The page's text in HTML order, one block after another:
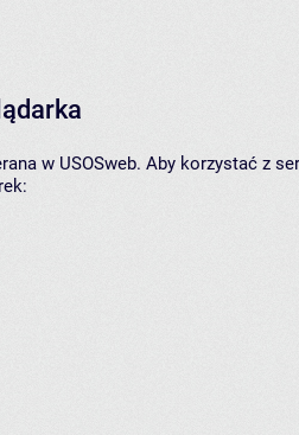
w USOSweb. Aby korzystać z